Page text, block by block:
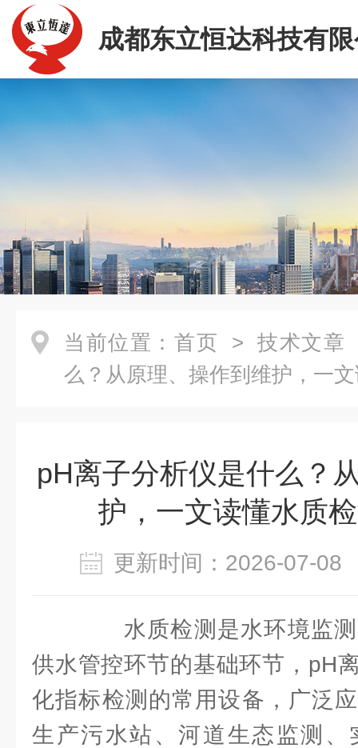
成都东立恒达科技有
当前位置： 首页 > 技术文章
么？从原理、操作到维护，一
pH离子分析仪是什么？
护，一文读懂水质
更新时间：2026-07-
水质检测是水环境监测
供水管控环节的基础环节，pH
化指标检测的常用设备，广泛
生产污水站、河道生态监测、